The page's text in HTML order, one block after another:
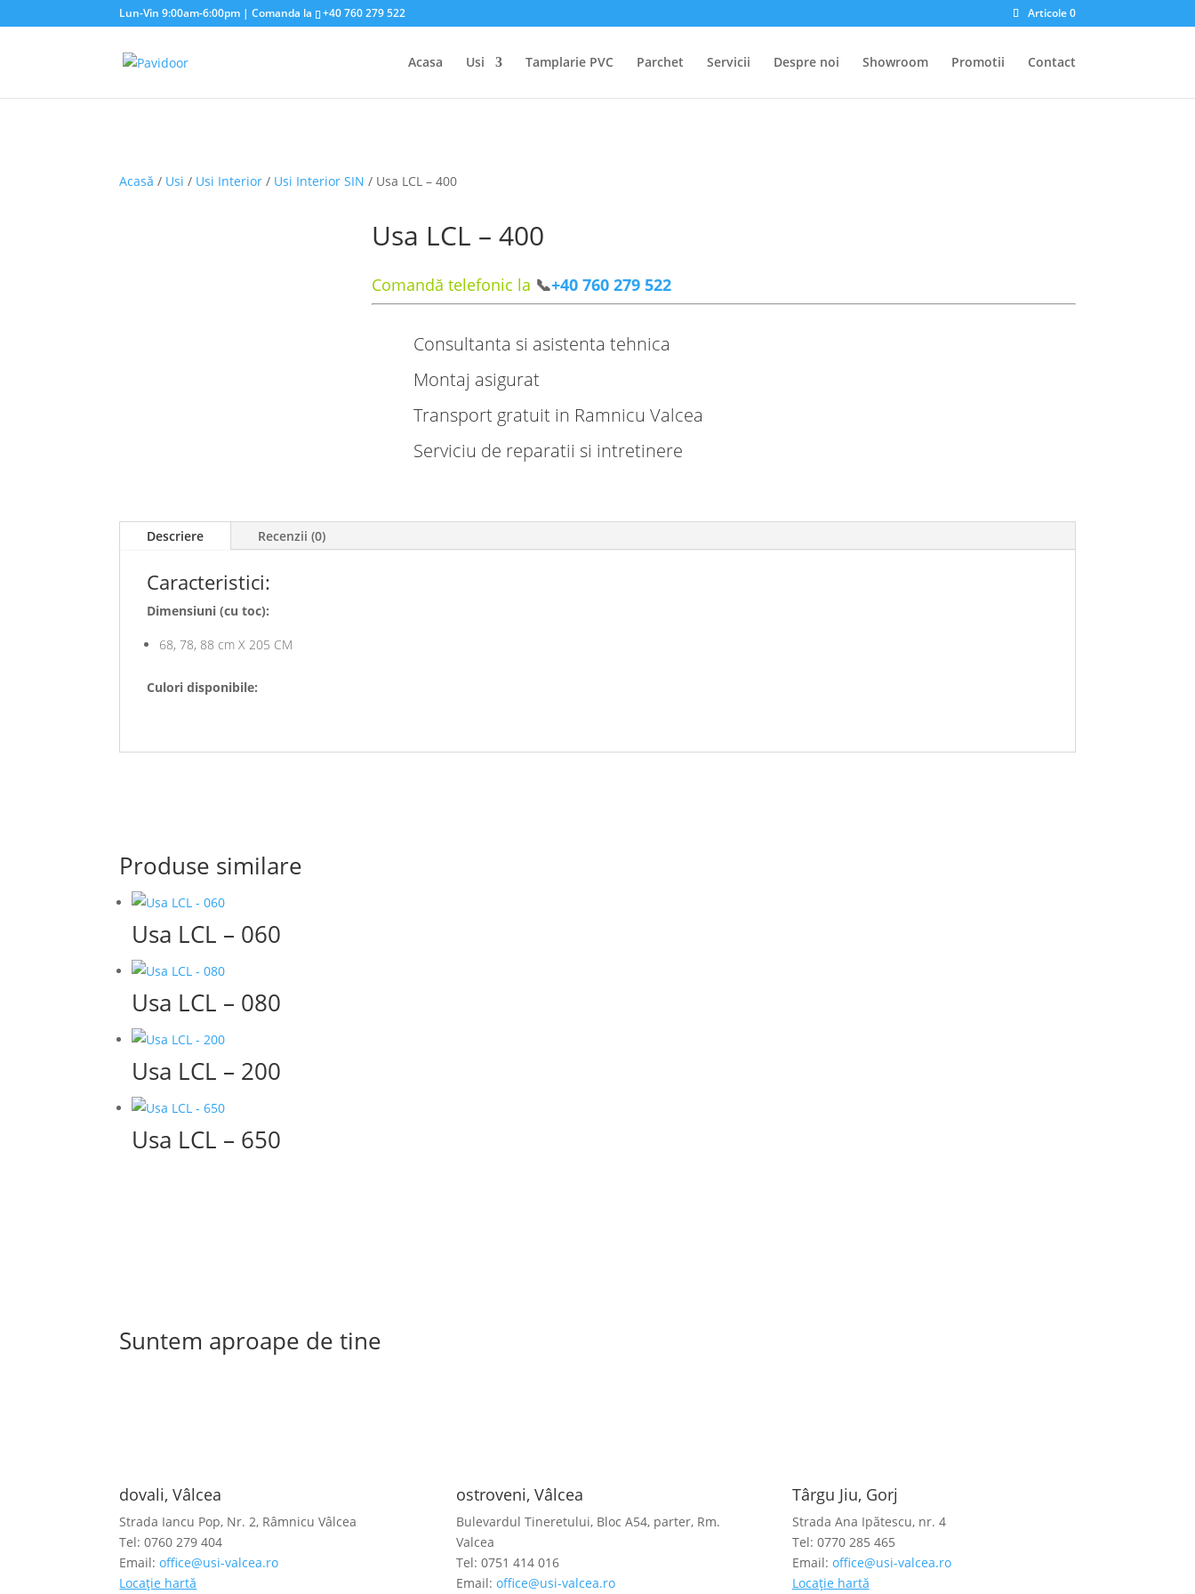
Lun-Vin 9:00am-6:00pm | Comanda la +40 760 279 522 Articole 0
Acasa Usi Tamplarie PVC Parchet Servicii Despre noi Showroom Promotii Contact
Acasă / Usi / Usi Interior / Usi Interior SIN / Usa LCL – 400
Usa LCL – 400
Comandă telefonic la 📞+40 760 279 522
Consultanta si asistenta tehnica
Montaj asigurat
Transport gratuit in Ramnicu Valcea
Serviciu de reparatii si intretinere
Descriere Recenzii (0)
Caracteristici:
Dimensiuni (cu toc):
68, 78, 88 cm X 205 CM
Culori disponibile:
Produse similare
Usa LCL – 060
Usa LCL – 080
Usa LCL – 200
Usa LCL – 650
Suntem aproape de tine
dovali, Vâlcea
Strada Iancu Pop, Nr. 2, Râmnicu Vâlcea
Tel: 0760 279 404
Email:office@usi-valcea.ro
Locație hartă
ostroveni, Vâlcea
Bulevardul Tineretului, Bloc A54, parter, Rm.
Valcea
Tel: 0751 414 016
Email: office@usi-valcea.ro
Târgu Jiu, Gorj
Strada Ana Ipătescu, nr. 4
Tel: 0770 285 465
Email: office@usi-valcea.ro
Locație hartă